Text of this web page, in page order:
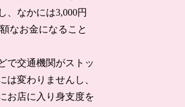
、なかには3,000円
なお金になること
で交通機関がストッ
は変わりませんし、
お店に入り身支度を